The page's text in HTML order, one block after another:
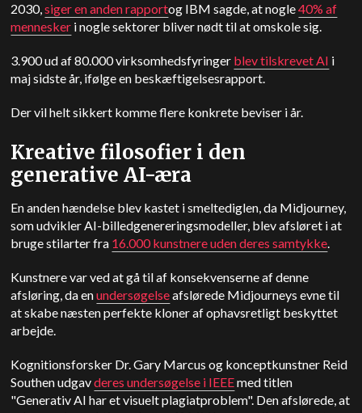
2030,siger en anden rapportog IBM sagde, at nogle40% af
mennesker i nogle sektorer bliver nødt til at omskole sig.
3.900 ud af 80.000 virksomhedsfyringer blev tilskrevet AI i
maj sidste år, ifølge en beskæftigelsesrapport.
Der vil helt sikkert komme flere konkrete beviser i år.
Kreative filosofier i den
generative AI-æra
En anden hændelse blev kastet i smeltediglen, da Midjourney,
som udvikler AI-billedgenereringsmodeller, blev afsløret i at
bruge stilarter fra 16.000 kunstnere uden deres samtykke.
Kunstnere var ved at gå til af konsekvenserne af denne
afsløring, da enundersøgelseafslørede Midjourneys evne til
at skabe næsten perfekte kloner af ophavsretligt beskyttet
arbejde.
Kognitionsforsker Dr. Gary Marcus og konceptkunstner Reid
Southen udgavderes undersøgelse i IEEEmed titlen
"Generativ AI har et visuelt plagiatproblem". Den afslørede, at